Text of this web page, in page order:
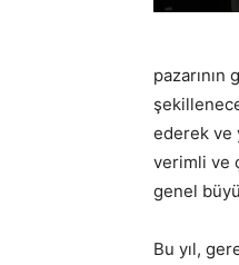
ederek ve
verimli ve
genel
Bu yıl,